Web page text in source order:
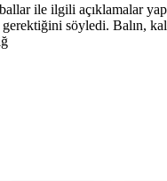
ile ilgili açıklamalar
söyledi. Balın,